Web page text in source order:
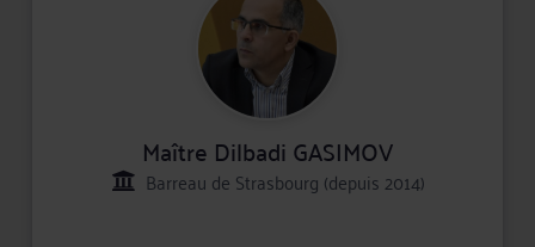
Maître Dilbadi GASIMOV
Barreau de Strasbourg (depuis 2014)